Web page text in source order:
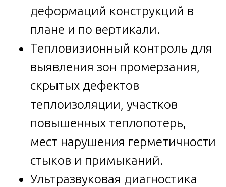
деформаций конструкций в
плане и по вертикали.
Тепловизионный контроль для
выявления зон промерзания,
скрытых дефектов
теплоизоляции, участков
повышенных теплопотерь,
мест нарушения герметичности
стыков и примыканий.
Ультразвуковая диагностика